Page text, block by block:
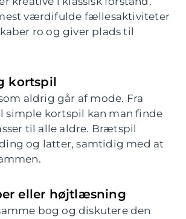
værdifulde fællesaktiviteter
ro og giver plads til
kortspil
aldrig går af mode. Fra
simple kortspil kan man finde
til alle aldre. Brætspil
og latter, samtidig med at
eller højtlæsning
bog og diskutere den